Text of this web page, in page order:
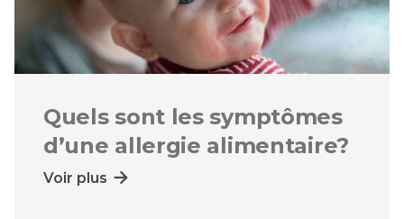
Quels sont les symptômes
d’une allergie alimentaire?
Voir plus